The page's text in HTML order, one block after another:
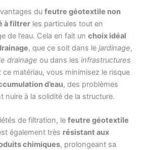
du feutre géotextile non
à filtrer les particules tout en
de l’eau. Cela en fait un choix idéal
, que ce soit dans le jardinage,
drainage ou dans les infrastructures
ce matériau, vous minimisez le risque
d’eau, des problèmes
nuire à la solidité de la structure.
de filtration, le feutre géotextile
également très résistant aux
chimiques, prolongeant sa